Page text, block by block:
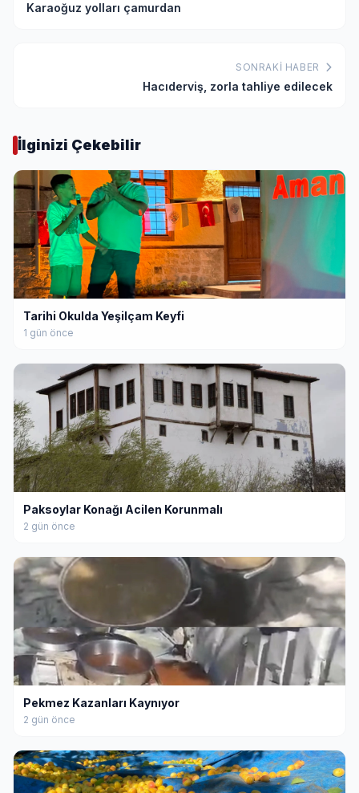
Karaoğuz yolları çamurdan
SONRAKI HABER
Hacıderviş, zorla tahliye edilecek
İlginizi Çekebilir
Tarihi Okulda Yeşilçam Keyfi
1 gün önce
Paksoylar Konağı Acilen Korunmalı
2 gün önce
Pekmez Kazanları Kaynıyor
2 gün önce